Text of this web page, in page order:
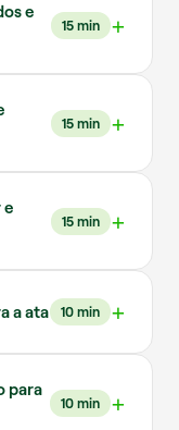
e
15 min
15 min
e
15 min
a ata 10 min
para
10 min